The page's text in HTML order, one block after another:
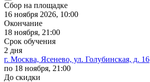
Сбор на площадке
16 ноября 2026, 10:00
Окончание
18 ноября, 21:00
Срок обучения
2 дня
г. Москва, Ясенево, ул. Голубинская, д. 16
по 18 ноября, 21:00
До скидки